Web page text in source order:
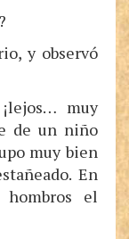
y observó
muy
de un niño
muy bien
En
el